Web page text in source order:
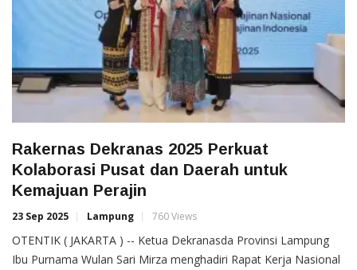
Rakernas Dekranas 2025 Perkuat
Kolaborasi Pusat dan Daerah untuk
Kemajuan Perajin
23 Sep 2025 Lampung 760 Views
OTENTIK ( JAKARTA ) -- Ketua Dekranasda Provinsi Lampung
Ibu Purnama Wulan Sari Mirza menghadiri Rapat Kerja Nasional